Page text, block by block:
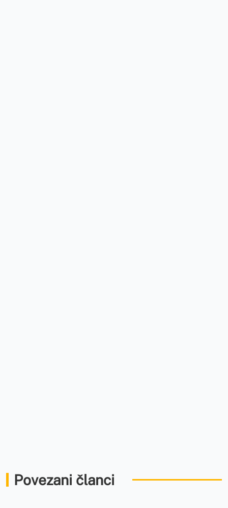
Povezani članci